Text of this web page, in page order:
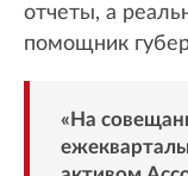
отчеты, а
помощник
«На